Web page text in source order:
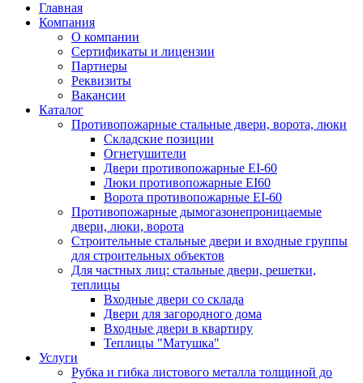
Главная
Компания
О компании
Сертификаты и лицензии
Партнеры
Реквизиты
Вакансии
Каталог
Противопожарные стальные двери, ворота, люки
Складские позиции
Огнетушители
Двери противопожарные EI-60
Люки противопожарные EI60
Ворота противопожарные EI-60
Противопожарные дымогазонепроницаемые
двери, люки, ворота
Строительные стальные двери и входные группы
для строительных объектов
Для частных лиц: стальные двери, решетки,
теплицы
Входные двери со склада
Двери для загородного дома
Входные двери в квартиру
Теплицы "Матушка"
Услуги
Рубка и гибка листового металла толщиной до